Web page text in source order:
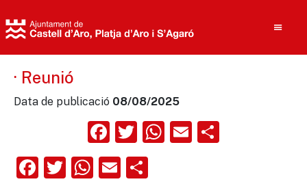
· Reunió
Data de publicació 08/08/2025
Facebook
Twitter
WhatsApp
Email
Facebook
Twitter
WhatsApp
Email